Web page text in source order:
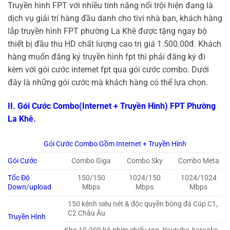
Truyền hình FPT với nhiều tính năng nổi trội hiện đang là
dịch vụ giải trí hàng đầu danh cho tivi nhà bạn, khách hàng
lắp truyền hình FPT phường La Khê được tặng ngay bộ
thiết bị đầu thu HD chất lượng cao trị giá 1.500.00đ. Khách
hàng muốn đăng ký truyền hình fpt thì phải đăng ký đi
kèm với gói cước internet fpt qua gói cước combo. Dưới
đây là những gói cước mà khách hàng có thể lựa chọn.
II. Gói Cước Combo(Internet + Truyền Hình) FPT Phường
La Khê.
Gói Cước Combo Gồm Internet + Truyền Hình
Gói Cước
Combo Giga Combo Sky
Combo Meta
Tốc Độ
Down/upload
150/150
Mbps
1024/150
Mbps
1024/1024
Mbps
Truyền Hình
150 kênh siêu nét & độc quyền bóng đá Cúp C1,
C2 Châu Âu